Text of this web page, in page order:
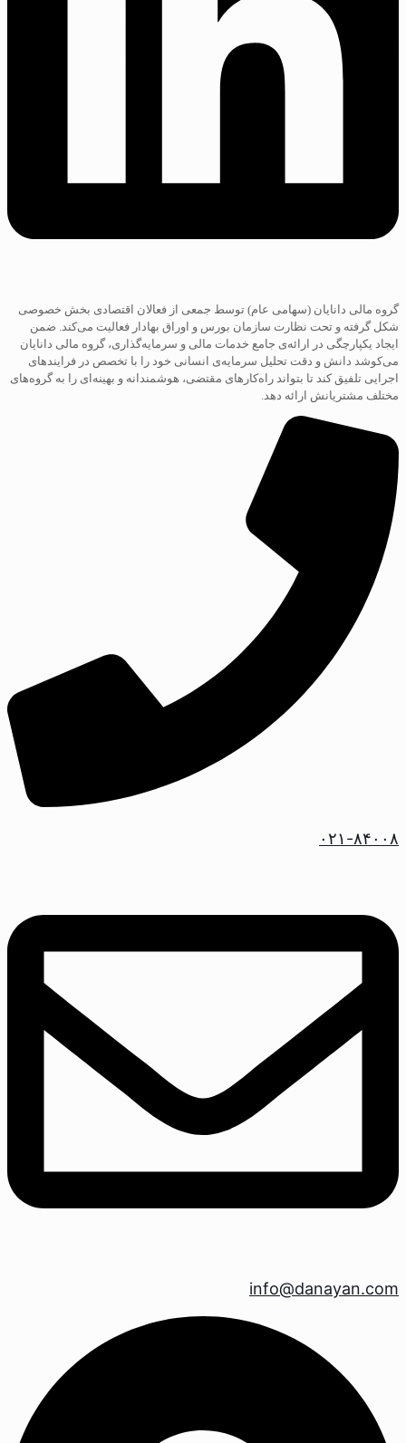
گروه مالی دانایان (سهامی عام) توسط جمعی از فعالان اقتصادی بخش خصوصی
شکل گرفته و تحت نظارت سازمان بورس و اوراق بهادار فعالیت می‌کند. ضمن
ایجاد یکپارچگی در ارائه‌ی جامع خدمات مالی و سرمایه‌گذاری، گروه مالی دانایان
می‌کوشد دانش و دقت تحلیل سرمایه‌ی انسانی خود را با تخصص در فرایند‌های
اجرایی تلفیق کند تا بتواند راه‌کارهای مقتضی، هوشمندانه و بهینه‌ای را به گروه‌های
مختلف مشتریانش ارائه دهد.
۰۲۱-۸۴۰۰۸
info@danayan.com